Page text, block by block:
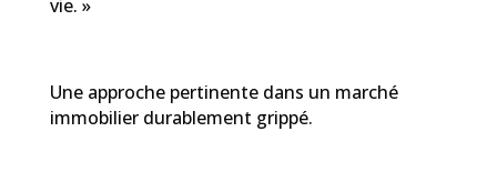
vie. »
Une approche pertinente dans un marché
immobilier durablement grippé.